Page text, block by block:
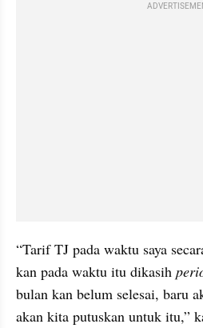
“Tarif TJ pada waktu saya
kan pada waktu itu dikasih
bulan kan belum selesai, baru
akan kita putuskan untuk itu,”